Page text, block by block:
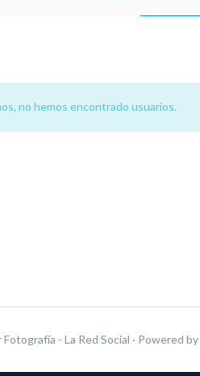
no hemos encontrado usuarios.
- La Red Social · Powered by